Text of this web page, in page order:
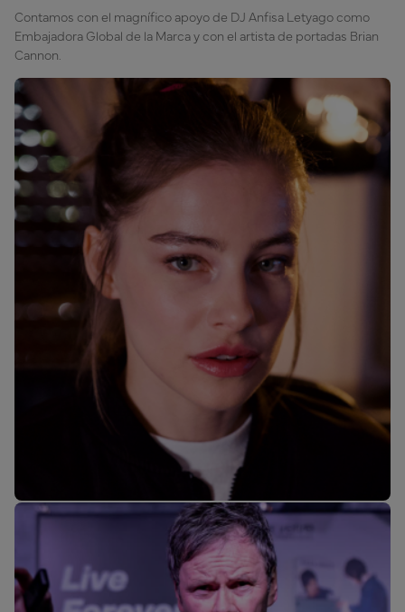
Contamos con el magnífico apoyo de DJ Anfisa Letyago como
Embajadora Global de la Marca y con el artista de portadas Brian
Cannon.